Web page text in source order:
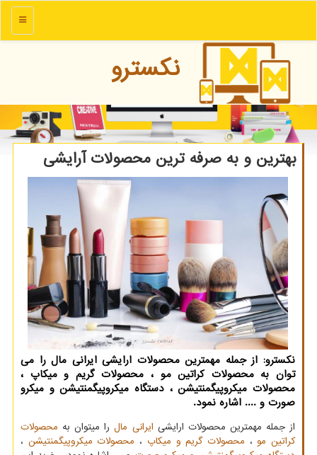
منو
نكسترو
بهترین و به صرفه ترین محصولات آرایشی
نكسترو: از جمله مهمترین محصولات ارایشی ایرانی مال را می
توان به محصولات كراتین مو ، محصولات گریم و میكاپ ،
محصولات میكروپیگمنتیشن ، دستگاه میكروپیگمنتیشن و میكرو
صورت و .... اشاره نمود.
از جمله مهمترین محصولات ارایشی ایرانی مالرا میتوان به محصولات
کراتین مو، محصولات گریم و میکاپ ، محصولات میکروپیگمنتیشن ،